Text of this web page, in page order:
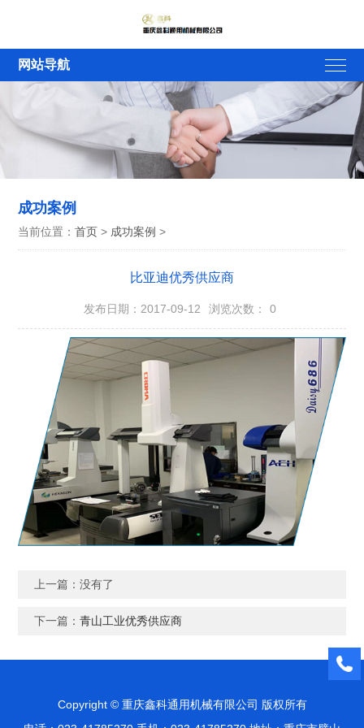
网站导航
成功案例
当前位置：首页 > 成功案例 >
比亚迪优秀供应商
发布日期：2017-09-12 浏览次数： 0
上一篇：没有了
下一篇：青山工业优秀供应商
Copyright © 重庆鑫科通用机械有限公司 版权所有